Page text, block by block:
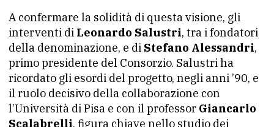
A confermare la solidità di questa visione, gli
interventi di Leonardo Salustri, tra i fondatori
della denominazione, e di Stefano Alessandri,
primo presidente del Consorzio. Salustri ha
ricordato gli esordi del progetto, negli anni ’90, e
il ruolo decisivo della collaborazione con
l’Università di Pisa e con il professor Giancarlo
Scalabrelli, figura chiave nello studio dei